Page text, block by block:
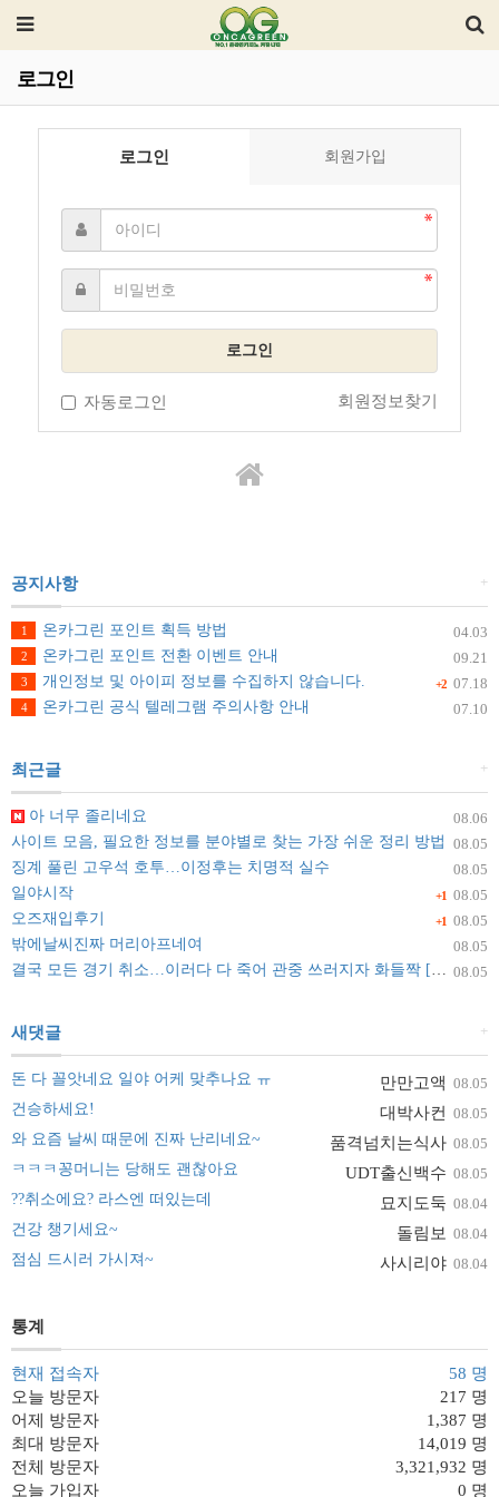
로그인
로그인 회원가입
로그인
자동로그인 회원정보찾기
+
공지사항
04.03
1
온카그린 포인트 획득 방법
09.21
2 온카그린 포인트 전환 이벤트 안내
+2 07.18
3
개인정보 및 아이피 정보를 수집하지 않습니다.
07.10
4 온카그린 공식 텔레그램 주의사항 안내
+
최근글
08.06
아 너무 졸리네요
08.05
사이트 모음, 필요한 정보를 분야별로 찾는 가장 쉬운 정리 방법
08.05
징계 풀린 고우석 호투…이정후는 치명적 실수
+1 08.05
일야시작
+1 08.05
오즈재입후기
08.05
밖에날씨진짜 머리아프네여
08.05
결국 모든 경기 취소…이러다 다 죽어 관중 쓰러지자 화들짝 [자막뉴스]
+
새댓글
만만고액 08.05
돈 다 꼴앗네요 일야 어케 맞추나요 ㅠ
대박사컨 08.05
건승하세요!
품격넘치는식사 08.05
와 요즘 날씨 때문에 진짜 난리네요~
UDT출신백수 08.05
ㅋㅋㅋ꽁머니는 당해도 괜찮아요
묘지도둑 08.04
??취소에요? 라스엔 떠있는데
돌림보 08.04
건강 챙기세요~
사시리야 08.04
점심 드시러 가시져~
통계
현재 접속자
58 명
오늘 방문자
217 명
어제 방문자
1,387 명
최대 방문자
14,019 명
전체 방문자
3,321,932 명
오늘 가입자
0 명